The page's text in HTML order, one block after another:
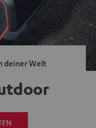
deiner Welt